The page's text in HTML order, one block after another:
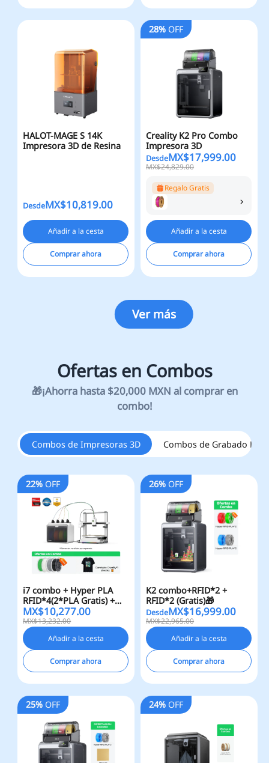
HALOT-MAGE S 14K
Impresora 3D de Resina
DesdeMX$10,819.00
Añadir a la cesta
Comprar ahora
28%OFF
Creality K2 Pro Combo
Impresora 3D
DesdeMX$17,999.00
MX$24,829.00
Regalo Gratis
Añadir a la cesta
Comprar ahora
Ver más
Combos de Impresoras 3D Combos de Grabado
22% OFF
i7 combo + Hyper PLA
RFID*4(2*PLA Gratis) +
Camiseta Creality(Gratis)
🎁
MX$10,277.00
MX$13,232.00
Añadir a la cesta
Comprar ahora
26%OFF
K2 combo+RFID*2 +
RFID*2 (Gratis)🎁
DesdeMX$16,999.00
MX$22,965.00
Añadir a la cesta
Comprar ahora
25% OFF 24%OFF